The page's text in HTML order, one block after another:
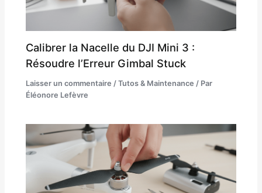
Calibrer la Nacelle du DJI Mini 3 :
Résoudre l’Erreur Gimbal Stuck
Laisser un commentaire /Tutos & Maintenance / Par
Éléonore Lefèvre